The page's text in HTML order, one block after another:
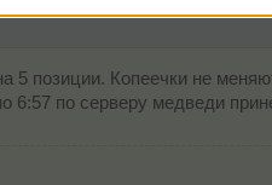
5 позиции. Копеечки не
6:57 по серверу медведи